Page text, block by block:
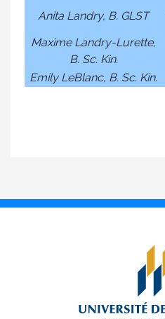
Anita Landry, B. GLST
Maxime Landry-Lurette,
B. Sc. Kin.
Emily LeBlanc, B. Sc. Kin.